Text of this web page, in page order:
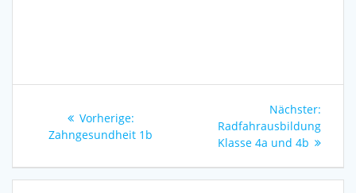
Vorherige:Vorheriger
Beitrag:
Zahngesundheit 1b
Nächster:
Radfahrausbildung
Klasse 4a und 4b